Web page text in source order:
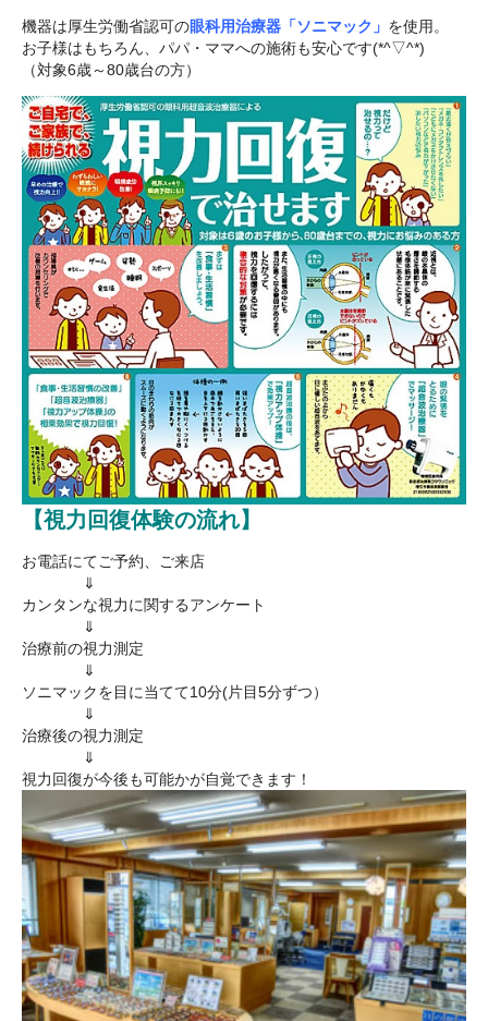
機器は厚生労働省認可の眼科用治療器「ソニマック」 を使用。
お子様はもちろん、パパ・ママへの施術も安心です(*^▽^*)
（対象6歳～80歳台の方）
【視力回復体験の流れ】
お電話にてご予約、ご来店
⇓
カンタンな視力に関するアンケート
⇓
治療前の視力測定
⇓
ソニマックを目に当てて10分(片目5分ずつ）
⇓
治療後の視力測定
⇓
視力回復が今後も可能かが自覚できます！